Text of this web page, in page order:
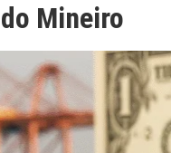
Mineiro